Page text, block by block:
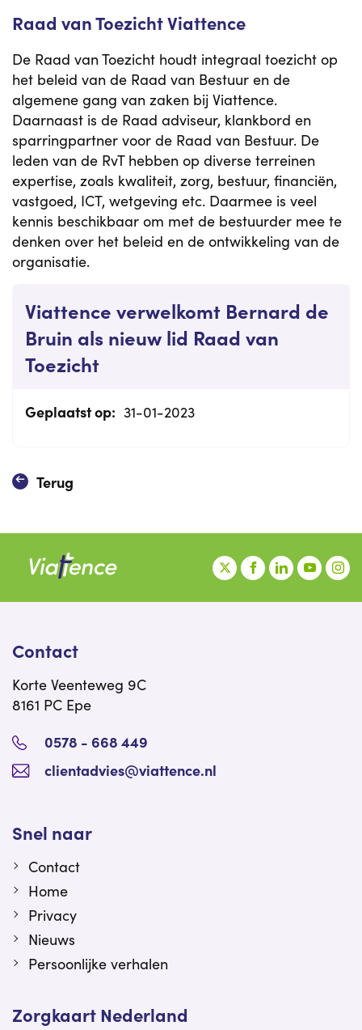
Viattence verwelkomt Bernard de
Bruin als nieuw lid Raad van
Toezicht
Geplaatst op: 31-01-2023
Terug
Raad van Toezicht Viattence
De Raad van Toezicht houdt integraal toezicht op
het beleid van de Raad van Bestuur en de
algemene gang van zaken bij Viattence.
Daarnaast is de Raad adviseur, klankbord en
sparringpartner voor de Raad van Bestuur. De
leden van de RvT hebben op diverse terreinen
expertise, zoals kwaliteit, zorg, bestuur, financiën,
vastgoed, ICT, wetgeving etc. Daarmee is veel
kennis beschikbaar om met de bestuurder mee te
denken over het beleid en de ontwikkeling van de
organisatie.
Contact
Korte Veenteweg 9C
8161 PC Epe
0578 - 668 449
clientadvies@viattence.nl
Snel naar
Contact
Home
Privacy
Nieuws
Persoonlijke verhalen
Zorgkaart Nederland